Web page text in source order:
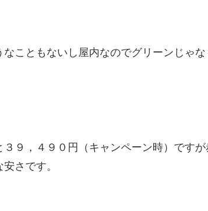
こともないし屋内なのでグリーンじゃ
９，４９０円（キャンペーン時）ですが
さです。